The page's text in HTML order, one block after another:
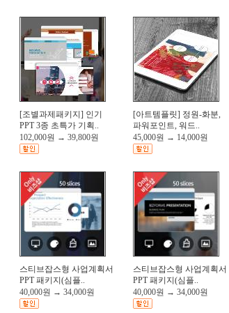
[조별과제패키지] 인기
PPT 3종 초특가 기획..
102,000원 → 39,800원
[아트템플릿] 정원-화분,
파워포인트, 워드..
45,000원 → 14,000원
스티브잡스형 사업계획서
PPT 패키지(심플..
40,000원 → 34,000원
스티브잡스형 사업계획서
PPT 패키지(심플..
40,000원 → 34,000원